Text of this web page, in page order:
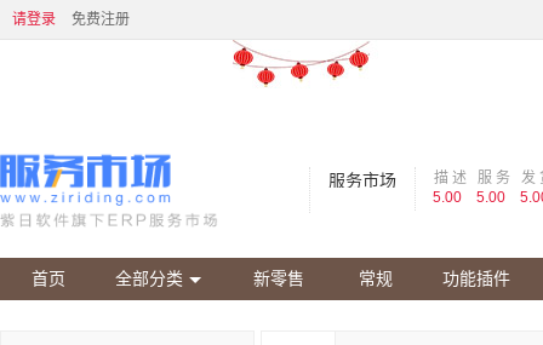
请登录 免费注册
服务市场
描 述
5.00
服 务
5.00
发
首页 全部分类 新零售 常规 功能插件